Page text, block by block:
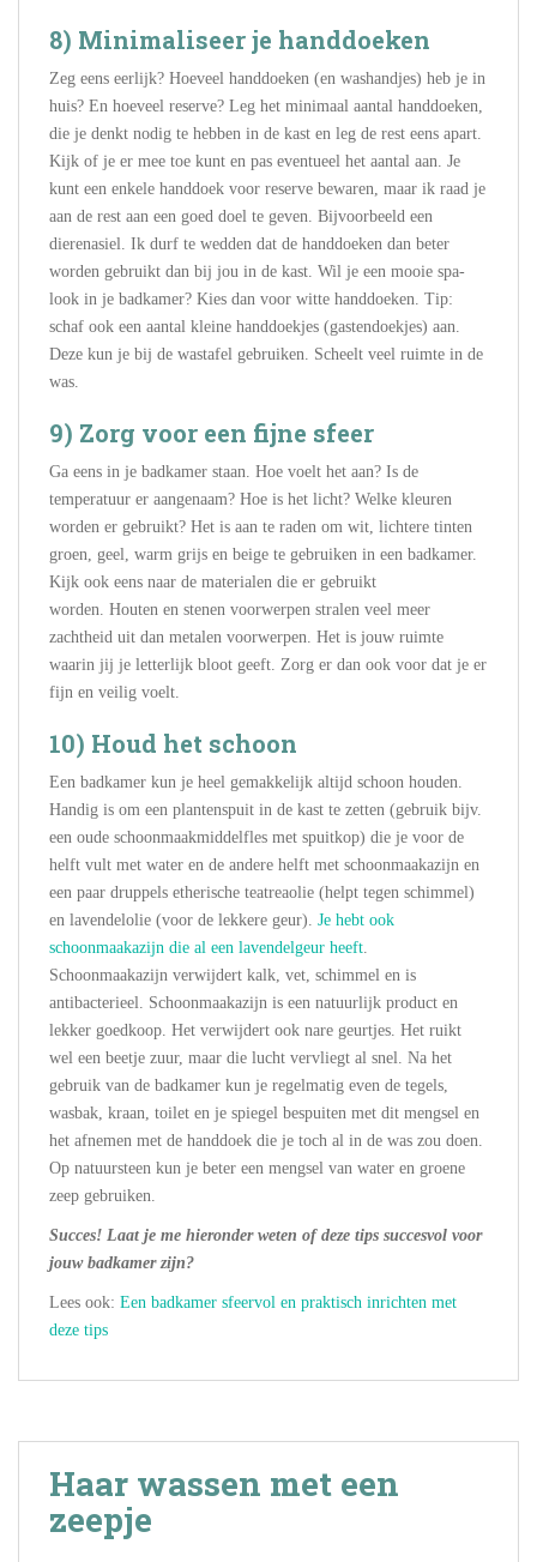
8) Minimaliseer je handdoeken
Zeg eens eerlijk? Hoeveel handdoeken (en washandjes) heb je in
huis? En hoeveel reserve? Leg het minimaal aantal handdoeken,
die je denkt nodig te hebben in de kast en leg de rest eens apart.
Kijk of je er mee toe kunt en pas eventueel het aantal aan. Je
kunt een enkele handdoek voor reserve bewaren, maar ik raad je
aan de rest aan een goed doel te geven. Bijvoorbeeld een
dierenasiel. Ik durf te wedden dat de handdoeken dan beter
worden gebruikt dan bij jou in de kast. Wil je een mooie spa-
look in je badkamer? Kies dan voor witte handdoeken. Tip:
schaf ook een aantal kleine handdoekjes (gastendoekjes) aan.
Deze kun je bij de wastafel gebruiken. Scheelt veel ruimte in de
was.
9) Zorg voor een fijne sfeer
Ga eens in je badkamer staan. Hoe voelt het aan? Is de
temperatuur er aangenaam? Hoe is het licht? Welke kleuren
worden er gebruikt? Het is aan te raden om wit, lichtere tinten
groen, geel, warm grijs en beige te gebruiken in een badkamer.
Kijk ook eens naar de materialen die er gebruikt
worden. Houten en stenen voorwerpen stralen veel meer
zachtheid uit dan metalen voorwerpen. Het is jouw ruimte
waarin jij je letterlijk bloot geeft. Zorg er dan ook voor dat je er
fijn en veilig voelt.
10) Houd het schoon
Een badkamer kun je heel gemakkelijk altijd schoon houden.
Handig is om een plantenspuit in de kast te zetten (gebruik bijv.
een oude schoonmaakmiddelfles met spuitkop) die je voor de
helft vult met water en de andere helft met schoonmaakazijn en
een paar druppels etherische teatreaolie (helpt tegen schimmel)
en lavendelolie (voor de lekkere geur). Je hebt ook
schoonmaakazijn die al een lavendelgeur heeft.
Schoonmaakazijn verwijdert kalk, vet, schimmel en is
antibacterieel. Schoonmaakazijn is een natuurlijk product en
lekker goedkoop. Het verwijdert ook nare geurtjes. Het ruikt
wel een beetje zuur, maar die lucht vervliegt al snel. Na het
gebruik van de badkamer kun je regelmatig even de tegels,
wasbak, kraan, toilet en je spiegel bespuiten met dit mengsel en
het afnemen met de handdoek die je toch al in de was zou doen.
Op natuursteen kun je beter een mengsel van water en groene
zeep gebruiken.
Succes! Laat je me hieronder weten of deze tips succesvol voor
jouw badkamer zijn?
Lees ook: Een badkamer sfeervol en praktisch inrichten met
deze tips
Haar wassen met een
zeepje